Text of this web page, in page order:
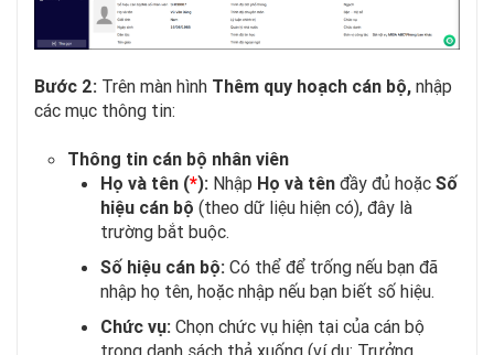
Bước 2: Trên màn hình Thêm quy hoạch cán bộ, nhập
các mục thông tin:
Thông tin cán bộ nhân viên
Họ và tên (*): Nhập Họ và tên đầy đủ hoặc Số
hiệu cán bộ (theo dữ liệu hiện có), đây là
trường bắt buộc.
Số hiệu cán bộ: Có thể để trống nếu bạn đã
nhập họ tên, hoặc nhập nếu bạn biết số hiệu.
Chức vụ: Chọn chức vụ hiện tại của cán bộ
trong danh sách thả xuống (ví dụ: Trưởng